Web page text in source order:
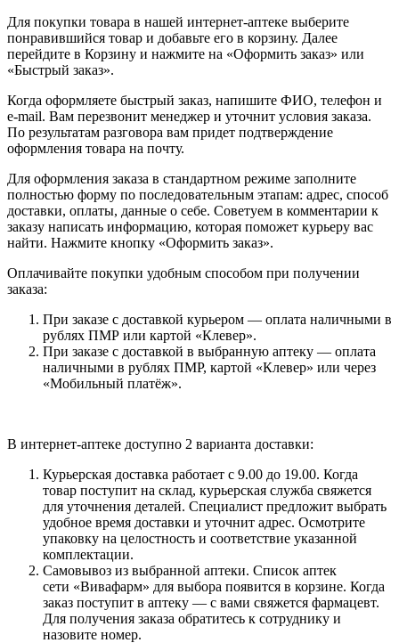
Для покупки товара в нашей интернет-аптеке выберите
понравившийся товар и добавьте его в корзину. Далее
перейдите в Корзину и нажмите на «Оформить заказ» или
«Быстрый заказ».
Когда оформляете быстрый заказ, напишите ФИО, телефон и
e-mail. Вам перезвонит менеджер и уточнит условия заказа.
По результатам разговора вам придет подтверждение
оформления товара на почту.
Для оформления заказа в стандартном режиме заполните
полностью форму по последовательным этапам: адрес, способ
доставки, оплаты, данные о себе. Советуем в комментарии к
заказу написать информацию, которая поможет курьеру вас
найти. Нажмите кнопку «Оформить заказ».
Оплачивайте покупки удобным способом при получении
заказа:
При заказе с доставкой курьером — оплата наличными в
рублях ПМР или картой «Клевер».
При заказе с доставкой в выбранную аптеку — оплата
наличными в рублях ПМР, картой «Клевер» или через
«Мобильный платёж».
В интернет-аптеке доступно 2 варианта доставки:
Курьерская доставка работает с 9.00 до 19.00. Когда
товар поступит на склад, курьерская служба свяжется
для уточнения деталей. Специалист предложит выбрать
удобное время доставки и уточнит адрес. Осмотрите
упаковку на целостность и соответствие указанной
комплектации.
Самовывоз из выбранной аптеки. Список аптек
сети «Вивафарм» для выбора появится в корзине. Когда
заказ поступит в аптеку — с вами свяжется фармацевт.
Для получения заказа обратитесь к сотруднику и
назовите номер.